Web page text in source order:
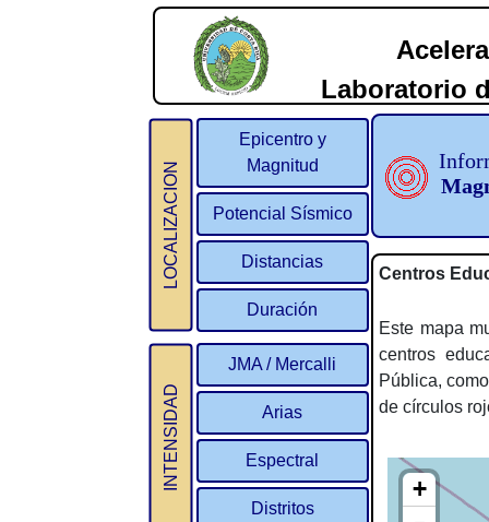
Laboratorio
2
LOCALIZACION
Epicentro y
Magnitud
Potencial Sísmico
Distancias
Duración
INTENSIDAD
JMA / Mercalli
Arias
Espectral
Distritos
Centros
Este mapa
centros
Pública,
de círculos